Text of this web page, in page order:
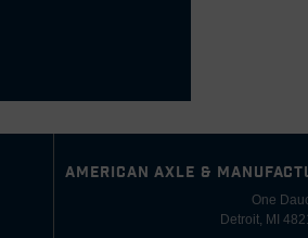
AMERICAN AXLE &
One
Detroit, MI